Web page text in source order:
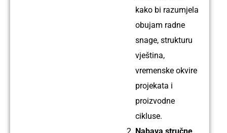
Ime:
Linto
Električar
kako bi razumjela
obujam radne
snage, strukturu
vještina,
vremenske okvire
projekata i
proizvodne
cikluse.